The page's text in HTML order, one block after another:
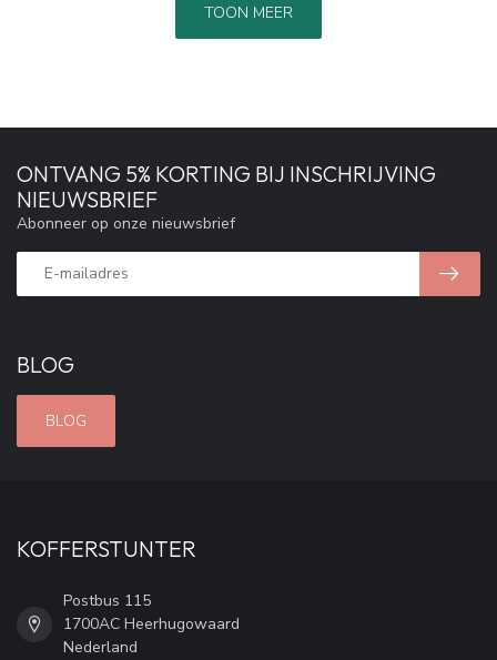
TOON MEER
BLOG
BLOG
ONTVANG 5% KORTING BIJ INSCHRIJVING
NIEUWSBRIEF
Abonneer op onze nieuwsbrief
KOFFERSTUNTER
Postbus 115
1700AC Heerhugowaard
Nederland